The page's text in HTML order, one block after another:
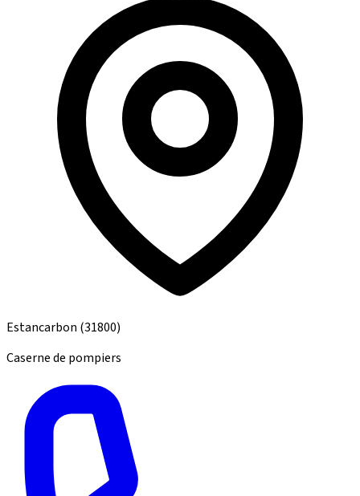
Estancarbon (31800)
Caserne de pompiers